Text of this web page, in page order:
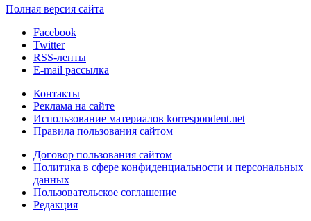
Полная версия сайта
Facebook
Twitter
RSS-ленты
E-mail рассылка
Контакты
Реклама на сайте
Использование материалов korrespondent.net
Правила пользования сайтом
Договор пользования сайтом
Политика в сфере конфиденциальности и персональных
данных
Пользовательское соглашение
Редакция